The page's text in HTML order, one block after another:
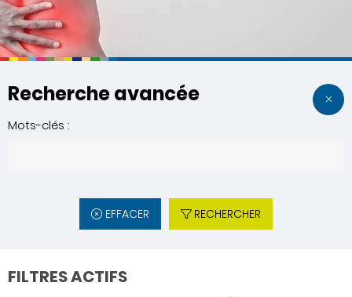
Recherche avancée
Mots-clés :
EFFACER RECHERCHER
FILTRES ACTIFS